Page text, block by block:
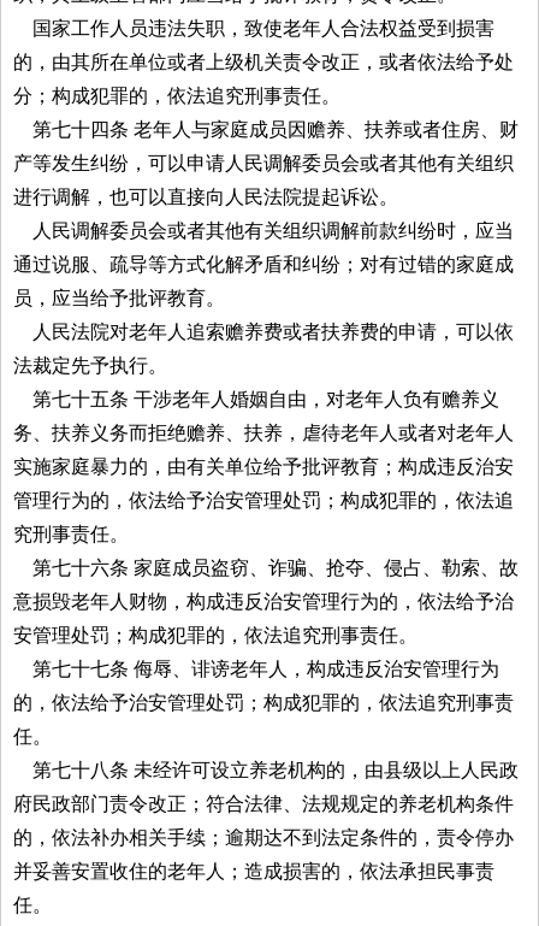
国家工作人员违法失职，致使老年人合法权益受到损害
的，由其所在单位或者上级机关责令改正，或者依法给予处
分；构成犯罪的，依法追究刑事责任。
第七十四条 老年人与家庭成员因赡养、扶养或者住房、财
产等发生纠纷，可以申请人民调解委员会或者其他有关组织
进行调解，也可以直接向人民法院提起诉讼。
人民调解委员会或者其他有关组织调解前款纠纷时，应当
通过说服、疏导等方式化解矛盾和纠纷；对有过错的家庭成
员，应当给予批评教育。
人民法院对老年人追索赡养费或者扶养费的申请，可以依
法裁定先予执行。
第七十五条 干涉老年人婚姻自由，对老年人负有赡养义
务、扶养义务而拒绝赡养、扶养，虐待老年人或者对老年人
实施家庭暴力的，由有关单位给予批评教育；构成违反治安
管理行为的，依法给予治安管理处罚；构成犯罪的，依法追
究刑事责任。
第七十六条 家庭成员盗窃、诈骗、抢夺、侵占、勒索、故
意损毁老年人财物，构成违反治安管理行为的，依法给予治
安管理处罚；构成犯罪的，依法追究刑事责任。
第七十七条 侮辱、诽谤老年人，构成违反治安管理行为
的，依法给予治安管理处罚；构成犯罪的，依法追究刑事责
任。
第七十八条 未经许可设立养老机构的，由县级以上人民政
府民政部门责令改正；符合法律、法规规定的养老机构条件
的，依法补办相关手续；逾期达不到法定条件的，责令停办
并妥善安置收住的老年人；造成损害的，依法承担民事责
任。